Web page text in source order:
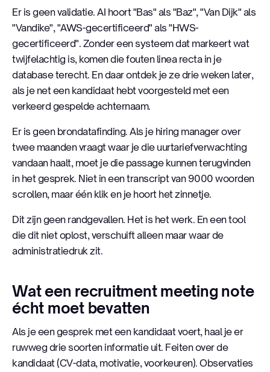
Er is geen validatie. AI hoort "Bas" als "Baz", "Van Dijk" als
"Vandike", "AWS-gecertificeerd" als "HWS-
gecertificeerd". Zonder een systeem dat markeert wat
twijfelachtig is, komen die fouten linea recta in je
database terecht. En daar ontdek je ze drie weken later,
als je net een kandidaat hebt voorgesteld met een
verkeerd gespelde achternaam.
Er is geen brondatafinding. Als je hiring manager over
twee maanden vraagt waar je die uurtariefverwachting
vandaan haalt, moet je die passage kunnen terugvinden
in het gesprek. Niet in een transcript van 9000 woorden
scrollen, maar één klik en je hoort het zinnetje.
Dit zijn geen randgevallen. Het is het werk. En een tool
die dit niet oplost, verschuift alleen maar waar de
administratiedruk zit.
Wat een recruitment meeting note
écht moet bevatten
Als je een gesprek met een kandidaat voert, haal je er
ruwweg drie soorten informatie uit. Feiten over de
kandidaat (CV-data, motivatie, voorkeuren). Observaties